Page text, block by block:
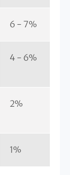
6 - 7%
4 - 6%
2%
1%